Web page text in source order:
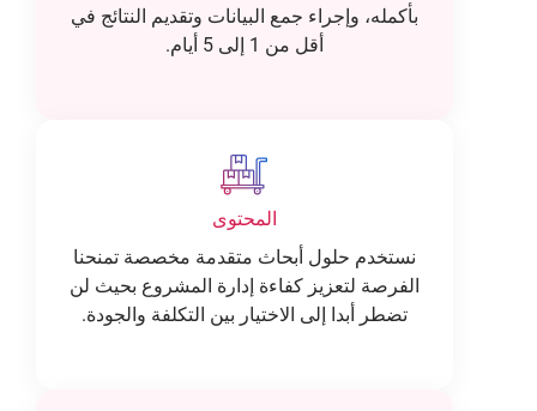
بأكمله، وإجراء جمع البيانات وتقديم النتائج في
أقل من 1 إلى 5 أيام.
المحتوى
نستخدم حلول أبحاث متقدمة مخصصة تمنحنا
الفرصة لتعزيز كفاءة إدارة المشروع بحيث لن
تضطر أبدا إلى الاختيار بين التكلفة والجودة.